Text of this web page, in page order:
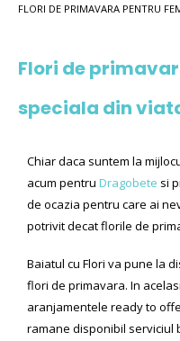
FLORI DE PRIMAVARA PENTRU
Flori de
speciala din
Chiar daca suntem la
acum pentru Dragobete si
de ocazia pentru care ai
potrivit decat florile de
Baiatul cu Flori va pune la
flori de primavara. In
aranjamentele ready to
ramane disponibil serviciul